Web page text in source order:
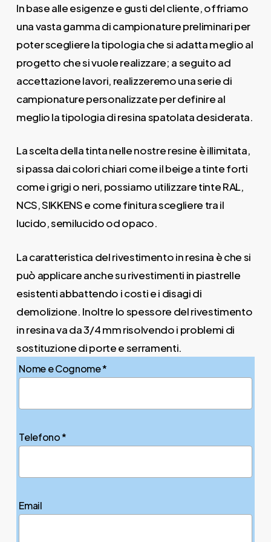
In base alle esigenze e gusti del cliente, offriamo
una vasta gamma di campionature preliminari per
poter scegliere la tipologia che si adatta meglio al
progetto che si vuole realizzare; a seguito ad
accettazione lavori, realizzeremo una serie di
campionature personalizzate per definire al
meglio la tipologia di resina spatolata desiderata.
La scelta della tinta nelle nostre resine è illimitata,
si passa dai colori chiari come il beige a tinte forti
come i grigi o neri, possiamo utilizzare tinte RAL,
NCS, SIKKENS e come finitura scegliere tra il
lucido, semilucido od opaco.
La caratteristica del rivestimento in resina è che si
può applicare anche su rivestimenti in piastrelle
esistenti abbattendo i costi e i disagi di
demolizione. Inoltre lo spessore del rivestimento
in resina va da 3/4 mm risolvendo i problemi di
sostituzione di porte e serramenti.
Nome e Cognome *
Telefono *
Email